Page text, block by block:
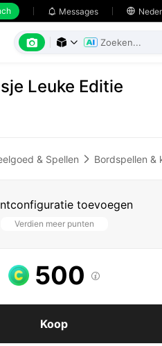
 Messages 
  
Leuke Editie
& Spellen 
toevoegen
Verdien meer punten
500 
Koop